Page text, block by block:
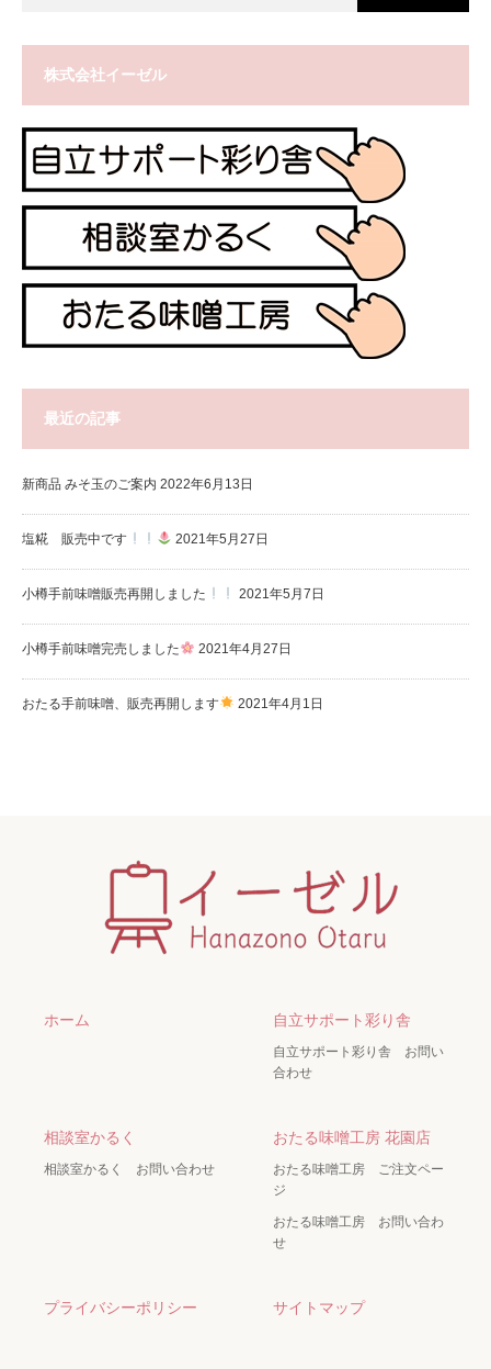
株式会社イーゼル
最近の記事
新商品 みそ玉のご案内 2022年6月13日
塩糀 販売中です 2021年5月27日
小樽手前味噌販売再開しました 2021年5月7日
小樽手前味噌完売しました 2021年4月27日
おたる手前味噌、販売再開します 2021年4月1日
ホーム 自立サポート彩り舎
自立サポート彩り舎 お問い
合わせ
相談室かるく
相談室かるく お問い合わせ
おたる味噌工房 花園店
おたる味噌工房 ご注文ペー
ジ
おたる味噌工房 お問い合わ
せ
プライバシーポリシー サイトマップ